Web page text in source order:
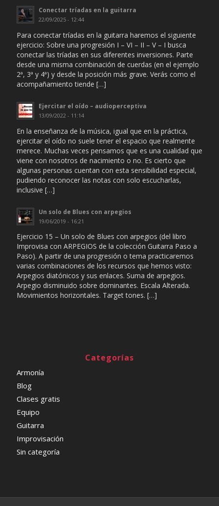
Conectar tríadas en la guitarra
22/09/2025 - 12:44
Para conectar tríadas en la guitarra haremos el siguiente
ejercicio: Sobre una progresión I – VI – II – V – I busca
conectar las tríadas en sus diferentes inversiones. Parte
desde una misma combinación de cuerdas (en el ejemplo
2ª, 3ª y 4ª) y desde la posición más grave. Verás como el
acompañamiento tiende […]
Ejercitar el oído – audioperceptiva
13/09/2022 - 11:14
En la enseñanza de la música, igual que en la práctica,
ejercitar el oído no suele tener el espacio que realmente
merece. Muchas veces pensamos que es una cualidad que
viene con nosotros de nacimiento o no. Es cierto que
algunas personas cuentan con esta sensibilidad especial,
pudiendo reconocer las notas con solo escucharlas,
inclusive […]
Un solo de Blues con arpegios
19/06/2019 - 16:21
Ejercicio 15 – Un solo de Blues con arpegios (del libro
Improvisa con ARPEGIOS de la colección Guitarra Paso a
Paso). A partir de una progresión o tema practicaremos
varias combinaciones de los recursos que hemos visto:
Arpegios diatónicos y sus enlaces. Suma de arpegios.
Arpegio disminuido sobre dominantes. Escala Alterada.
Movimientos horizontales. Target tones. […]
Categorías
Armonía
Blog
Clases gratis
Equipo
Guitarra
Improvisación
Sin categoría